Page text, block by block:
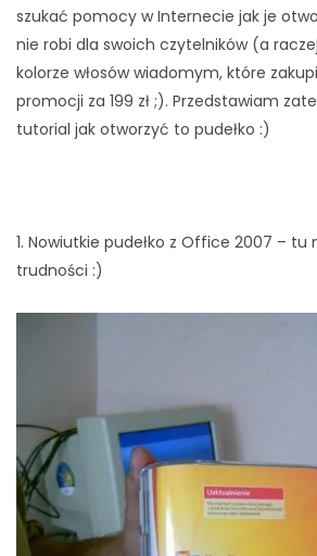
szukać pomocy w Internecie jak je
nie robi dla swoich czytelników (a
kolorze włosów wiadomym, które
promocji za 199 zł ;). Przedstawiam
tutorial jak otworzyć to pudełko :)
1. Nowiutkie pudełko z Office 2007 – tu
trudności :)